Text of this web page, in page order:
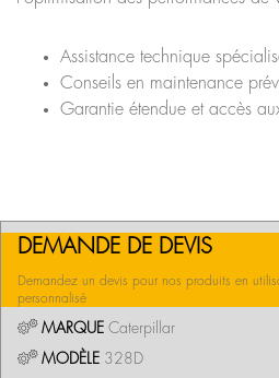
Assistance technique
Conseils en maintenance
Garantie étendue et accès
DEMANDE DE DEVIS
Demandez un devis pour nos produits en
personnalisé
MARQUE Caterpillar
MODÈLE 328D